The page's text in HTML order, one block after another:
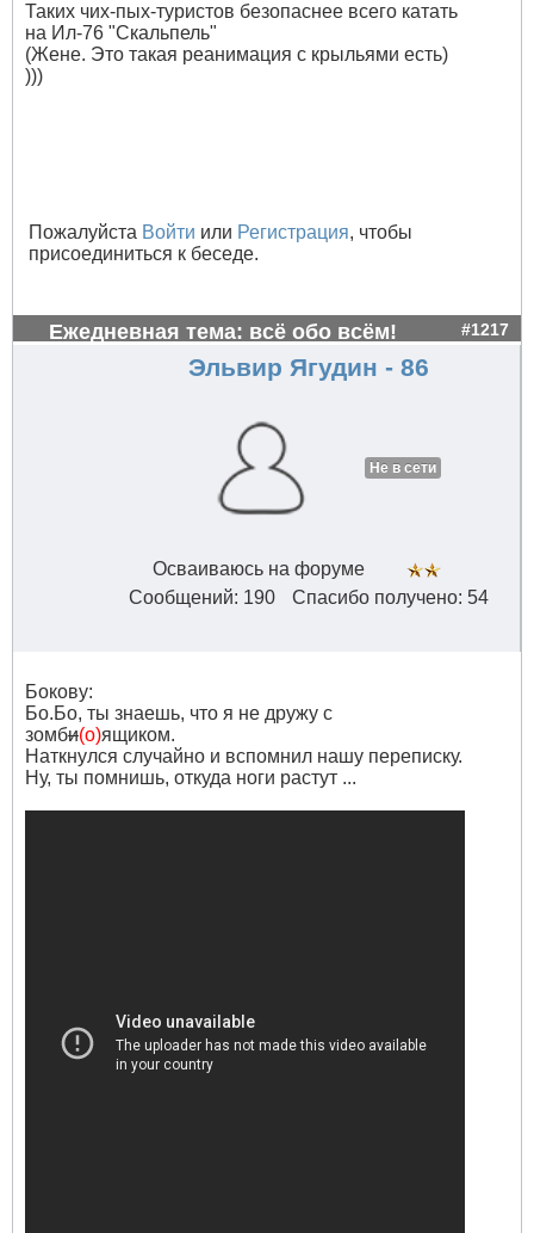
Таких чих-пых-туристов безопаснее всего катать
на Ил-76 "Скальпель"
(Жене. Это такая реанимация с крыльями есть)
)))
Пожалуйста Войти или Регистрация, чтобы
присоединиться к беседе.
Ежедневная тема: всё обо всём! #1217
Эльвир Ягудин - 86
Не в сети
Осваиваюсь на форуме
Сообщений: 190
Спасибо получено: 54
Бокову:
Бо.Бо, ты знаешь, что я не дружу с
зомби(о)ящиком.
Наткнулся случайно и вспомнил нашу переписку.
Ну, ты помнишь, откуда ноги растут ...